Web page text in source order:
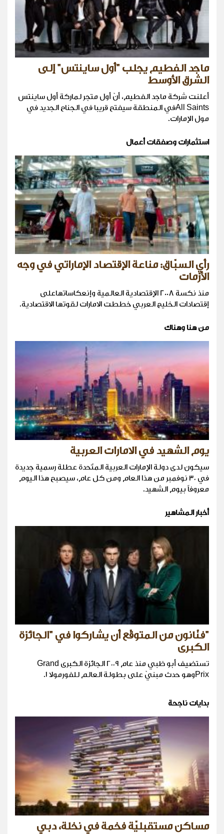
ماجد الفطيم يجلب "أول ساينتس" إلى
الشرق الأوسط
أعلنت شركة ماجد الفطيم، أنّ أول متجر لماركة أول ساينتس
All Saintsفي المنطقة سيفتح قريبا في الجناح الجديد في
مول الإمارات.
استثمارات وصفقات أعمال
رأي السبّاق: مناعة الإقتصاد الإماراتي في وجه
الأزمات
منذ نكسة 2008 الإقتصادية العالمية وإنعكاساتهاعلى
إقتصادات الخليج العربي خططت الامارات لقوتها الاقتصادية.
من هنا وهناك
يوم الشهيد في الامارات العربية
سيكون لدى دولة الإمارات العربية المتّحدة عطلة رسمية جديدة
في ٣٠ نوفمبر من هذا العام ومن كل عام، سيصبح هذا اليوم
معروفاً بيوم الشهيد.
أخبار المشاهير
"فنّانون من المتوقّع أن يشاركوا في "الجائزة
الكبرى
تستضيف أبو ظبي منذ عام ٢٠٠٩ الجائزة الكبرى Grand
Prixوهو حدث مبنيّ على بطولة العالم للفورمولا ١.
بدايات ناجحة
مساكن مستقبليّة فخمة في نخلة، دبي